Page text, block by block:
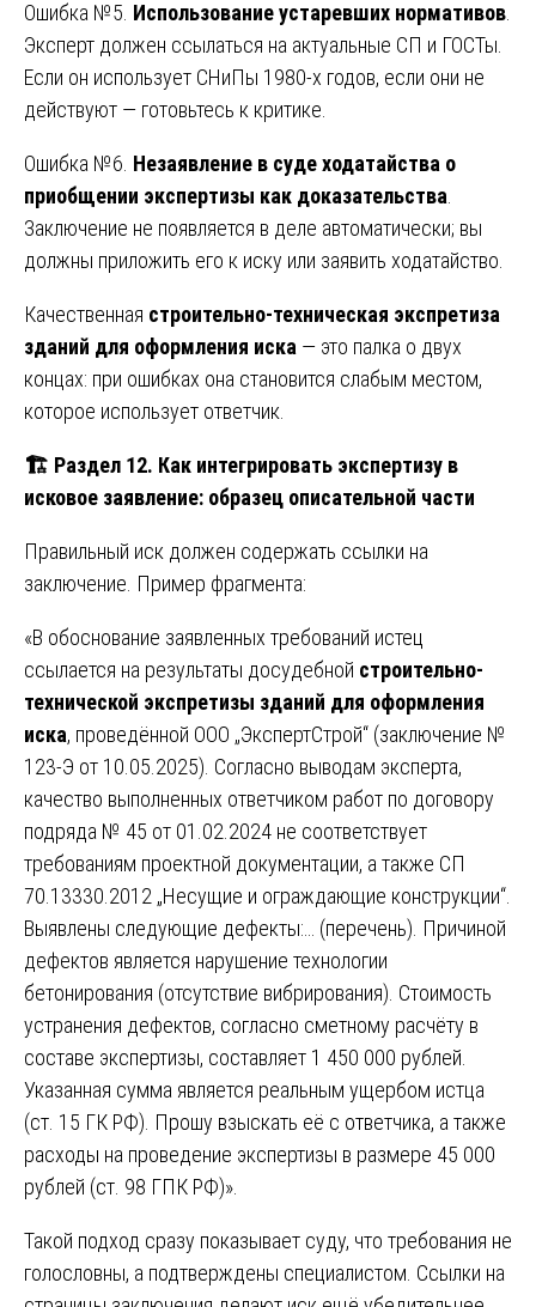
Ошибка №5. Использование устаревших нормативов
Эксперт должен ссылаться на актуальные СП и ГОСТы.
Если он использует СНиПы 1980-х годов, если они не
действуют — готовьтесь к критике.
Ошибка №6. Незаявление в суде ходатайства о
приобщении экспертизы как доказательства
Заключение не появляется в деле автоматически; вы
должны приложить его к иску или заявить ходатайство.
Качественная строительно-техническая экспретиза
зданий для оформления иска — это палка о двух
концах: при ошибках она становится слабым местом,
которое использует ответчик.
🏗 ️ Раздел 12. Как интегрировать экспертизу в
исковое заявление: образец описательной части
Правильный иск должен содержать ссылки на
заключение. Пример фрагмента:
«В обоснование заявленных требований истец
ссылается на результаты досудебной строительно-
технической экспретизы зданий для оформления
иска, проведённой ООО „ЭкспертСтрой“ (заключение №
123-Э от 10.05.2025). Согласно выводам эксперта,
качество выполненных ответчиком работ по договору
подряда № 45 от 01.02.2024 не соответствует
требованиям проектной документации, а также СП
70.13330.2012 „Несущие и ограждающие конструкции“.
Выявлены следующие дефекты:… (перечень). Причиной
дефектов является нарушение технологии
бетонирования (отсутствие вибрирования). Стоимость
устранения дефектов, согласно сметному расчёту в
составе экспертизы, составляет 1 450 000 рублей.
Указанная сумма является реальным ущербом истца
(ст. 15 ГК РФ). Прошу взыскать её с ответчика, а также
расходы на проведение экспертизы в размере 45 000
рублей (ст. 98 ГПК РФ)».
Такой подход сразу показывает суду, что требования не
голословны, а подтверждены специалистом. Ссылки на